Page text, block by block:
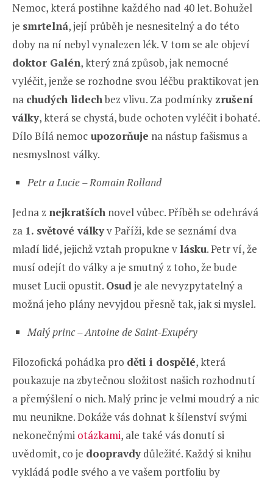
Nemoc, která postihne každého nad 40 let. Bohužel
je smrtelná, její průběh je nesnesitelný a do této
doby na ní nebyl vynalezen lék. V tom se ale objeví
doktor Galén, který zná způsob, jak nemocné
vyléčit, jenže se rozhodne svou léčbu praktikovat jen
na chudých lidechbez vlivu. Za podmínky zrušení
války, která se chystá, bude ochoten vyléčit i bohaté.
Dílo Bílá nemoc upozorňuje na nástup fašismus a
nesmyslnost války.
Petr a Lucie – Romain Rolland
Jedna z nejkratších novel vůbec. Příběh se odehrává
za 1. světové válkyv Paříži, kde se seznámí dva
mladí lidé, jejichž vztah propukne v lásku. Petr ví, že
musí odejít do války a je smutný z toho, že bude
muset Lucii opustit. Osudje ale nevyzpytatelný a
možná jeho plány nevyjdou přesně tak, jak si myslel.
Malý princ – Antoine de Saint-Exupéry
Filozofická pohádka pro děti i dospělé, která
poukazuje na zbytečnou složitost našich rozhodnutí
a přemýšlení o nich. Malý princ je velmi moudrý a nic
mu neunikne. Dokáže vás dohnat k šílenství svými
nekonečnými otázkami, ale také vás donutí si
uvědomit, co je doopravdydůležité. Každý si knihu
vykládá podle svého a ve vašem portfoliu by